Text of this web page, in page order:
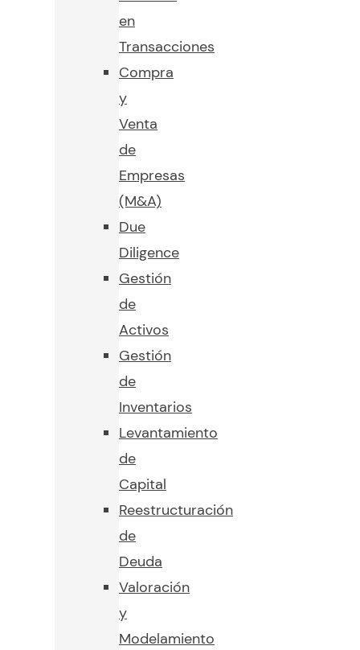
en
Transacciones
Compra
y
Venta
de
Empresas
(M&A)
Due
Diligence
Gestión
de
Activos
Gestión
de
Inventarios
Levantamiento
de
Capital
Reestructuración
de
Deuda
Valoración
y
Modelamiento